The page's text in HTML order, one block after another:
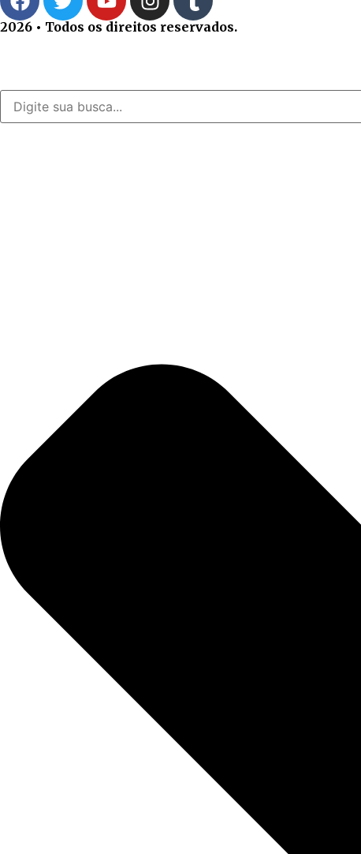
2026 • Todos os direitos reservados.